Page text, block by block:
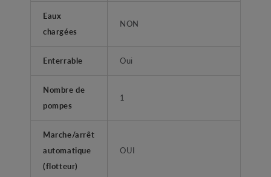
Eaux
chargées
NON
Enterrable Oui
Nombre de
pompes
1
Marche/arrêt
automatique
(flotteur)
OUI